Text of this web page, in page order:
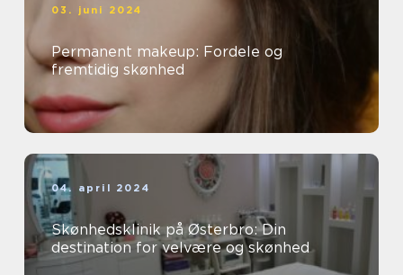
03. juni 2024
Permanent makeup: Fordele og
fremtidig skønhed
04. april 2024
Skønhedsklinik på Østerbro: Din
destination for velvære og skønhed